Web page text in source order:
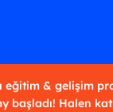
eğitim & gelişim
başladı! Halen